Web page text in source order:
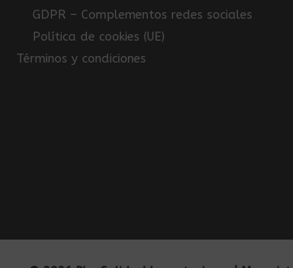
GDPR – Complementos redes sociales
Política de cookies (UE)
Términos y condiciones